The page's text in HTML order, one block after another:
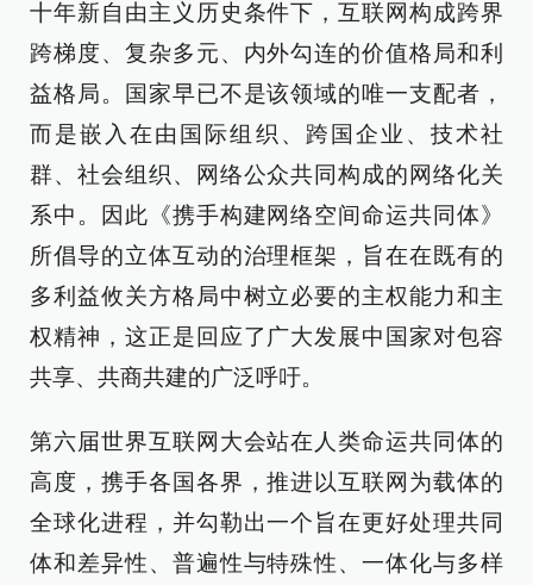
十年新自由主义历史条件下，互联网构成跨界
跨梯度、复杂多元、内外勾连的价值格局和利
益格局。国家早已不是该领域的唯一支配者，
而是嵌入在由国际组织、跨国企业、技术社
群、社会组织、网络公众共同构成的网络化关
系中。因此《携手构建网络空间命运共同体》
所倡导的立体互动的治理框架，旨在在既有的
多利益攸关方格局中树立必要的主权能力和主
权精神，这正是回应了广大发展中国家对包容
共享、共商共建的广泛呼吁。
第六届世界互联网大会站在人类命运共同体的
高度，携手各国各界，推进以互联网为载体的
全球化进程，并勾勒出一个旨在更好处理共同
体和差异性、普遍性与特殊性、一体化与多样